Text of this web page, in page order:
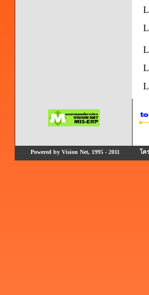
Powered by Vision Net, 1995 - 2011 โค